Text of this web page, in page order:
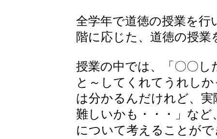
全学年で道徳の授業を行
階に応じた、道徳の授業
授業の中では、「〇〇
と～してくれてうれし
は分かるんだけれど、
難しいかも・・・」な
について考えることが